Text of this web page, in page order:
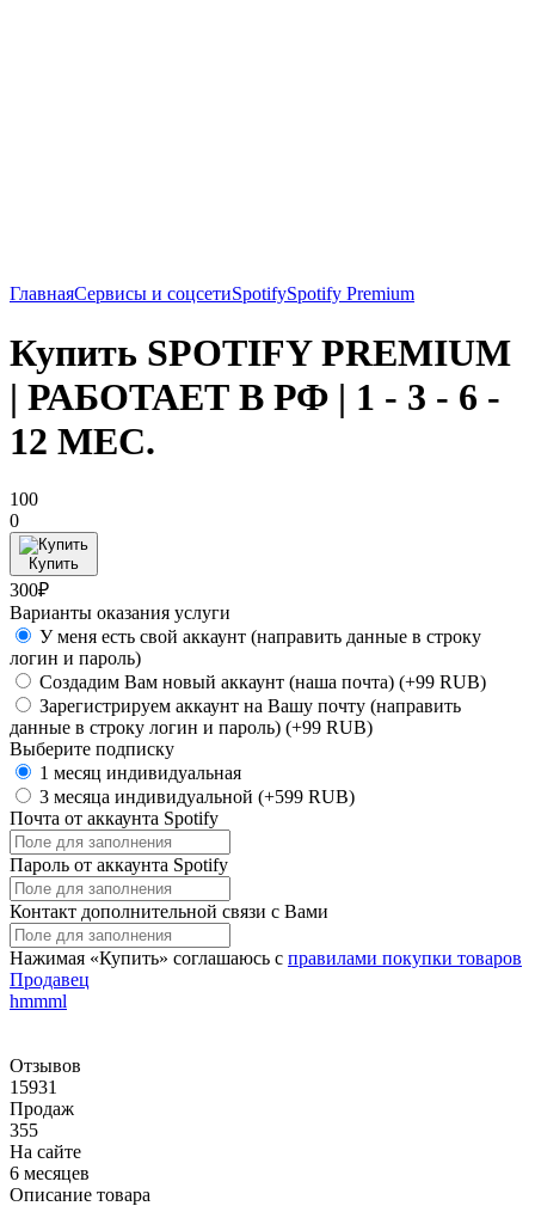
ГлавнаяСервисы и соцсетиSpotifySpotify Premium
Купить SPOTIFY PREMIUM
| РАБОТАЕТ В РФ | 1 - 3 - 6 -
12 МЕС.
100
0
Купить
300₽
Варианты оказания услуги
У меня есть свой аккаунт (направить данные в строку
логин и пароль)
Создадим Вам новый аккаунт (наша почта) (+99 RUB)
Зарегистрируем аккаунт на Вашу почту (направить
данные в строку логин и пароль) (+99 RUB)
Выберите подписку
1 месяц индивидуальная
3 месяца индивидуальной (+599 RUB)
Почта от аккаунта Spotify
Пароль от аккаунта Spotify
Контакт дополнительной связи с Вами
Нажимая «Купить» соглашаюсь с правилами покупки товаров
Продавец
hmmml
Отзывов
15931
Продаж
355
На сайте
6 месяцев
Описание товара